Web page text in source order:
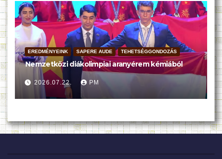
EREDMÉNYEINK SAPERE AUDE TEHETSÉGGONDOZÁS
Nemzetközi diákolimpiai aranyérem kémiából
2026.07.22. PM